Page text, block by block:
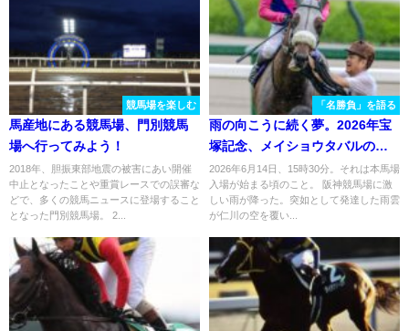
競馬場を楽しむ
馬産地にある競馬場、門別競馬
場へ行ってみよう！
2018年、胆振東部地震の被害にあい開催
中止となったことや重賞レースでの誤審な
どで、多くの競馬ニュースに登場すること
となった門別競馬場。 2...
「名勝負」を語る
雨の向こうに続く夢。2026年宝
塚記念、メイショウタバルの走
り
2026年6月14日、15時30分。それは本馬場
入場が始まる頃のこと。 阪神競馬場に激
しい雨が降った。突如として発達した雨雲
が仁川の空を覆い...